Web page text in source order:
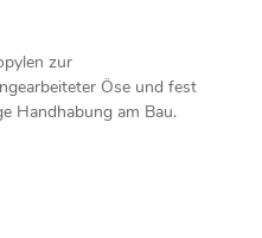
zur
Öse und fest
Handhabung am Bau.